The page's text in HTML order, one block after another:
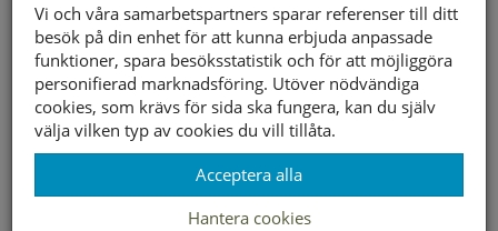
Välj storlek först
Lagerstatus per butik
36
Borlänge
Vi och våra samarbetspartners sparar referenser till ditt
besök på din enhet för att kunna erbjuda anpassade
funktioner, spara besöksstatistik och för att möjliggöra
personifierad marknadsföring. Utöver nödvändiga
cookies, som krävs för sida ska fungera, kan du själv
välja vilken typ av cookies du vill tillåta.
Acceptera alla
Hantera cookies